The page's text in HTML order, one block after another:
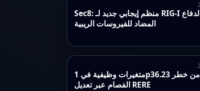
Sec8: منظم إيجابي جديد لـ RIG-I في الدفاع
المضاد للفيروسات الريبية
متغيرات وظيفية في 1p36.23 تزيد من خطر
الفصام عبر تعديل RERE